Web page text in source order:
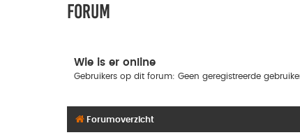
Forum
Wie is er online
Gebruikers op dit forum: Geen geregistreerde
Forumoverzicht